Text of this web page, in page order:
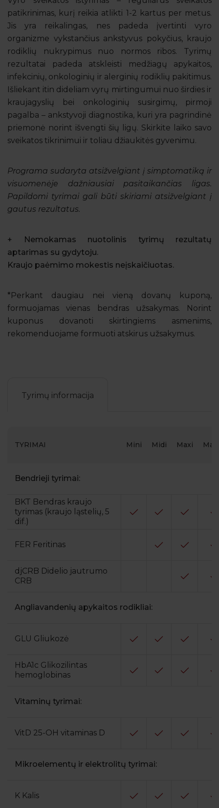
patikrinimas, kurį reikia atlikti 1-2 kartus per metus.
Jis yra reikalingas, nes padeda įvertinti vyro
organizme vykstančius ankstyvus pokyčius, kraujo
rodiklių nukrypimus nuo normos ribos. Tyrimų
rezultatai padeda atskleisti medžiagų apykaitos,
infekcinių, onkologinių ir alerginių rodiklių pakitimus.
Išliekant itin dideliam vyrų mirtingumui nuo širdies ir
kraujagyslių bei onkologinių susirgimų, pirmoji
pagalba – ankstyvoji diagnostika, kuri yra pagrindinė
priemonė norint išvengti šių ligų. Skirkite laiko savo
sveikatos tikrinimui ir toliau džiaukitės gyvenimu.
Programa sudaryta atsižvelgiant į simptomatiką ir
visuomenėje dažniausiai pasitaikančias ligas.
Papildomi tyrimai gali būti skiriami atsižvelgiant į
gautus rezultatus.
+ Nemokamas nuotolinis tyrimų rezultatų
aptarimas su gydytoju.
Kraujo paėmimo mokestis neįskaičiuotas.
*Perkant daugiau nei vieną dovanų kuponą,
formuojamas vienas bendras užsakymas. Norint
kuponus dovanoti skirtingiems asmenims,
rekomenduojame formuoti atskirus užsakymus.
Tyrimų informacija
TYRIMAI Mini Midi Maxi
Bendrieji tyrimai:
BKT Bendras kraujo
tyrimas (kraujo ląstelių, 5
dif.)
FER Feritinas
djCRB Didelio jautrumo
CRB
Angliavandenių apykaitos rodikliai:
GLU Gliukozė
HbA1c Glikozilintas
hemoglobinas
Vitaminų tyrimai:
VitD 25-OH vitaminas D
Mikroelementų ir elektrolitų tyrimai:
K Kalis